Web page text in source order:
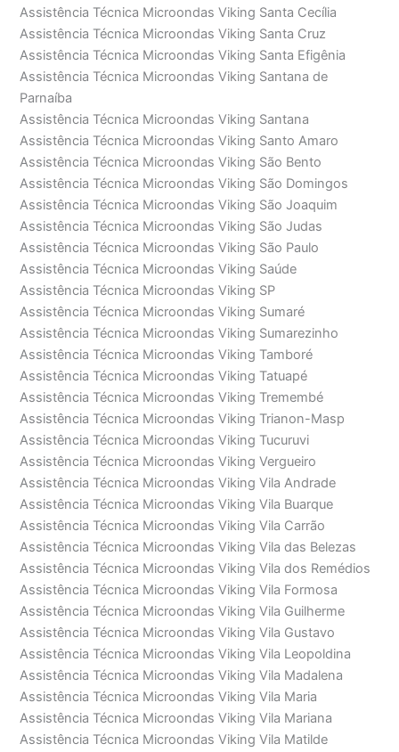
Assistência Técnica Microondas Viking Santa Cecília
Assistência Técnica Microondas Viking Santa Cruz
Assistência Técnica Microondas Viking Santa Efigênia
Assistência Técnica Microondas Viking Santana de
Parnaíba
Assistência Técnica Microondas Viking Santana
Assistência Técnica Microondas Viking Santo Amaro
Assistência Técnica Microondas Viking São Bento
Assistência Técnica Microondas Viking São Domingos
Assistência Técnica Microondas Viking São Joaquim
Assistência Técnica Microondas Viking São Judas
Assistência Técnica Microondas Viking São Paulo
Assistência Técnica Microondas Viking Saúde
Assistência Técnica Microondas Viking SP
Assistência Técnica Microondas Viking Sumaré
Assistência Técnica Microondas Viking Sumarezinho
Assistência Técnica Microondas Viking Tamboré
Assistência Técnica Microondas Viking Tatuapé
Assistência Técnica Microondas Viking Tremembé
Assistência Técnica Microondas Viking Trianon-Masp
Assistência Técnica Microondas Viking Tucuruvi
Assistência Técnica Microondas Viking Vergueiro
Assistência Técnica Microondas Viking Vila Andrade
Assistência Técnica Microondas Viking Vila Buarque
Assistência Técnica Microondas Viking Vila Carrão
Assistência Técnica Microondas Viking Vila das Belezas
Assistência Técnica Microondas Viking Vila dos Remédios
Assistência Técnica Microondas Viking Vila Formosa
Assistência Técnica Microondas Viking Vila Guilherme
Assistência Técnica Microondas Viking Vila Gustavo
Assistência Técnica Microondas Viking Vila Leopoldina
Assistência Técnica Microondas Viking Vila Madalena
Assistência Técnica Microondas Viking Vila Maria
Assistência Técnica Microondas Viking Vila Mariana
Assistência Técnica Microondas Viking Vila Matilde